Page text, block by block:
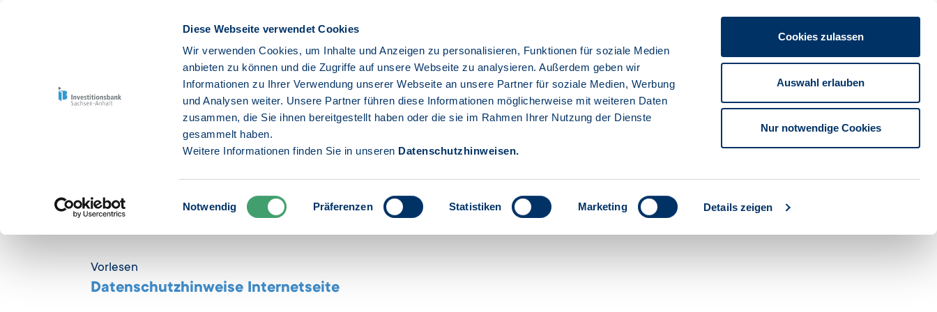
Diese Webseite verwendet Cookies
Wir verwenden Cookies, um Inhalte und Anzeigen zu personalisieren, Funktionen für soziale Medien
anbieten zu können und die Zugriffe auf unsere Webseite zu analysieren. Außerdem geben wir
Informationen zu Ihrer Verwendung unserer Webseite an unsere Partner für soziale Medien, Werbung
und Analysen weiter. Unsere Partner führen diese Informationen möglicherweise mit weiteren Daten
zusammen, die Sie ihnen bereitgestellt haben oder die sie im Rahmen Ihrer Nutzung der Dienste
gesammelt haben.
Weitere Informationen finden Sie in unseren Datenschutzhinweisen.
Einwilligungsauswahl
Notwendig Präferenzen Statistiken Marketing Details zeigen
Cookies zulassen
Auswahl erlauben
Nur notwendige Cookies
Sprache:Deutsch
Unternehmen Privatpersonen
Öffentliche
Einrichtungen
Die
Investitionsbank
Suche starten
Startseite
Datenschutzhinweise Datenschutzhinweise Internetseite
Vorlesen
Datenschutzhinweise Internetseite